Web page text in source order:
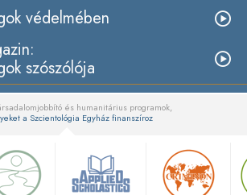
védelmében
szószólója
és humanitárius programok,
a Szcientológia Egyház finanszíroz